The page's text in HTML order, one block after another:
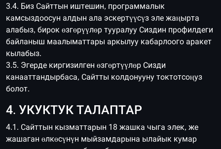
3.4. Биз Сайттын иштешин, программалык
камсыздоосун алдын ала эскертүүсүз эле жаңырта
алабыз, бирок өзгөрүүлөр тууралуу Сиздин профилдеги
байланыш маалыматтары аркылуу кабарлоого аракет
кылабыз.
3.5. Эгерде киргизилген өзгөртүүлөр Сизди
канааттандырбаса, Сайтты колдонууну токтотсоңуз
болот.
4. УКУКТУК ТАЛАПТАР
4.1. Сайттын кызматтарын 18 жашка чыга элек, же
жашаган өлкөсүнүн мыйзамдарына ылайык кумар